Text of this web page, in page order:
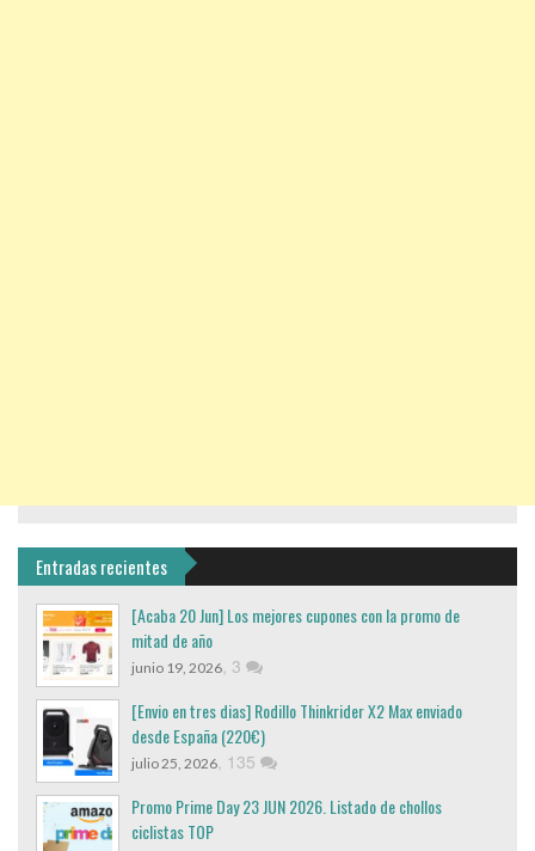
Entradas recientes
[Acaba 20 Jun] Los mejores cupones con la promo de
mitad de año
junio 19, 2026, 3
[Envio en tres dias] Rodillo Thinkrider X2 Max enviado
desde España (220€)
julio 25, 2026, 135
Promo Prime Day 23 JUN 2026. Listado de chollos
ciclistas TOP